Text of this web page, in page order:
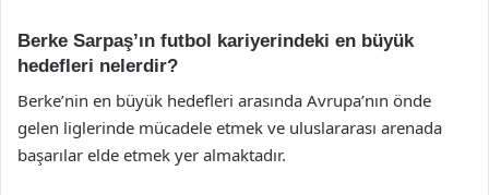
Berke Sarpaş’ın futbol kariyerindeki en büyük
hedefleri nelerdir?
Berke’nin en büyük hedefleri arasında Avrupa’nın önde
gelen liglerinde mücadele etmek ve uluslararası arenada
başarılar elde etmek yer almaktadır.